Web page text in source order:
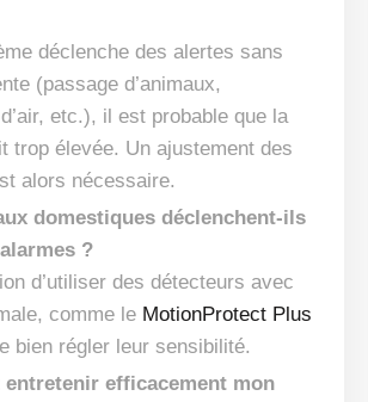
déclenche des alertes sans
(passage d’animaux,
etc.), il est probable que la
trop élevée. Un ajustement des
alors nécessaire.
domestiques déclenchent-ils
?
d’utiliser des détecteurs avec
comme le MotionProtect Plus
bien régler leur sensibilité.
entretenir efficacement mon